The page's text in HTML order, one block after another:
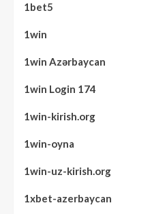
1bet5
1win
1win Azərbaycan
1win Login 174
1win-kirish.org
1win-oyna
1win-uz-kirish.org
1xbet-azerbaycan